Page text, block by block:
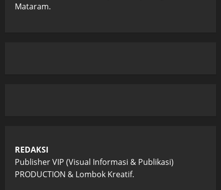
Mataram.
REDAKSI
Publisher VIP (Visual Informasi & Publikasi)
PRODUCTION & Lombok Kreatif.